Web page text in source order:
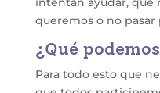
queremos o no pasar
¿Qué
Para todo esto que